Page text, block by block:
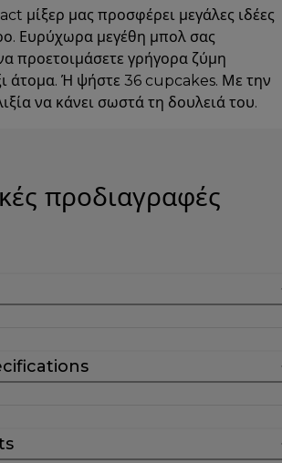
μίξερ μας προσφέρει μεγάλες ιδέες
Ευρύχωρα μεγέθη μπολ σας
προετοιμάσετε γρήγορα ζύμη
άτομα. Ή ψήστε 36 cupcakes. Με την
να κάνει σωστά τη δουλειά του.
προδιαγραφές